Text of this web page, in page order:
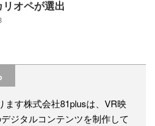
リオペが選出
ます株式会社81plusは、VR映
ジタルコンテンツを制作して